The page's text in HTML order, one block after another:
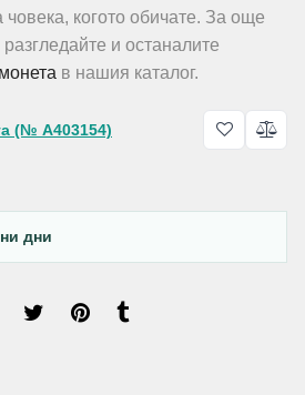
когото обичате. За още
и останалите
в нашия каталог.
(№ A403154)
дни